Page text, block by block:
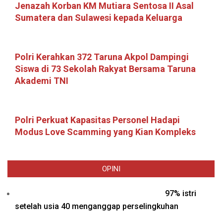
Jenazah Korban KM Mutiara Sentosa II Asal
Sumatera dan Sulawesi kepada Keluarga
Polri Kerahkan 372 Taruna Akpol Dampingi
Siswa di 73 Sekolah Rakyat Bersama Taruna
Akademi TNI
Polri Perkuat Kapasitas Personel Hadapi
Modus Love Scamming yang Kian Kompleks
OPINI
97% istri
setelah usia 40 menganggap perselingkuhan